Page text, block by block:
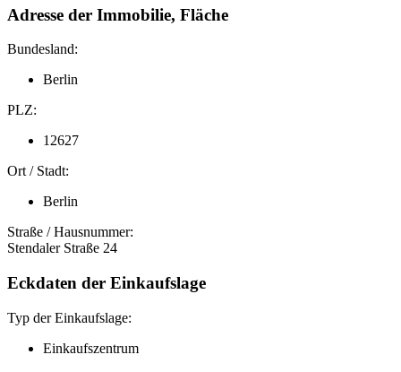
Adresse der Immobilie, Fläche
Bundesland:
Berlin
PLZ:
12627
Ort / Stadt:
Berlin
Straße / Hausnummer:
Stendaler Straße 24
Eckdaten der Einkaufslage
Typ der Einkaufslage:
Einkaufszentrum